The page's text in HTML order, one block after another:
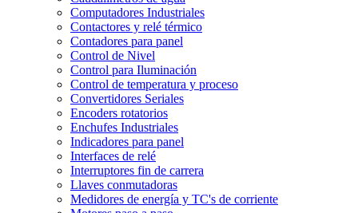
Computadores Industriales
Contactores y relé térmico
Contadores para panel
Control de Nivel
Control para Iluminación
Control de temperatura y proceso
Convertidores Seriales
Encoders rotatorios
Enchufes Industriales
Indicadores para panel
Interfaces de relé
Interruptores fin de carrera
Llaves conmutadoras
Medidores de energía y TC's de corriente